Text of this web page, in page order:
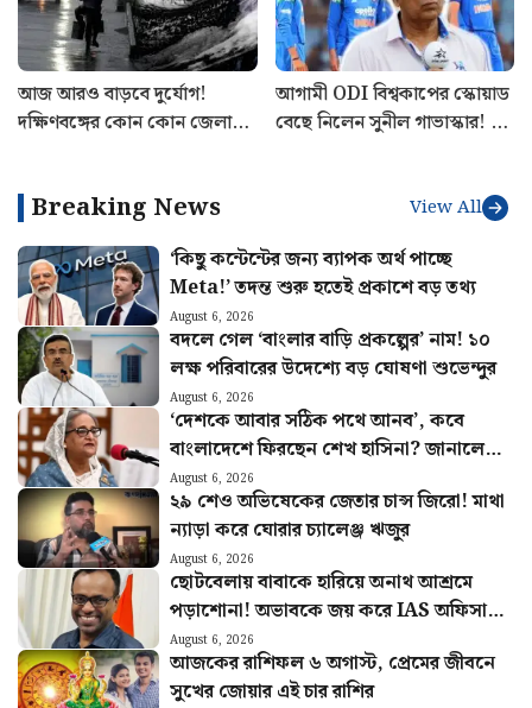
আজ আরও বাড়বে দুর্যোগ!
দক্ষিণবঙ্গের কোন কোন জেলায়
আগামী ODI বিশ্বকাপের স্কোয়াড
বেছে নিলেন সুনীল গাভাস্কার! বাদ
Breaking News View All
‘কিছু কন্টেন্টের জন্য ব্যাপক অর্থ পাচ্ছে
Meta!’ তদন্ত শুরু হতেই প্রকাশে বড় তথ্য
August 6, 2026
বদলে গেল ‘বাংলার বাড়ি প্রকল্পের’ নাম! ১০
লক্ষ পরিবারের উদেশ্যে বড় ঘোষণা শুভেন্দুর
August 6, 2026
‘দেশকে আবার সঠিক পথে আনব’, কবে
বাংলাদেশে ফিরছেন শেখ হাসিনা? জানালেন
দিল্লি থেকে
August 6, 2026
২৯ শেও অভিষেকের জেতার চান্স জিরো! মাথা
ন্যাড়া করে ঘোরার চ্যালেঞ্জ ঋজুর
August 6, 2026
ছোটবেলায় বাবাকে হারিয়ে অনাথ আশ্রমে
পড়াশোনা! অভাবকে জয় করে IAS অফিসার
হয়ে নজির আব্দুলের
August 6, 2026
আজকের রাশিফল ৬ অগাস্ট, প্রেমের জীবনে
সুখের জোয়ার এই চার রাশির